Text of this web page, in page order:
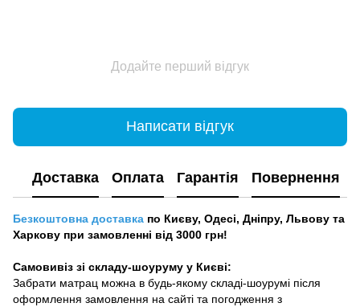
Додайте перший відгук
Написати відгук
Доставка Оплата Гарантія Повернення
Безкоштовна доставка по Києву, Одесі, Дніпру, Львову та
Харкову при замовленні від 3000 грн!
Самовивіз зі складу-шоуруму у Києві:
Забрати матрац можна в будь-якому складі-шоурумі після
оформлення замовлення на сайті та погодження з